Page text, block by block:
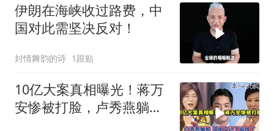
伊朗在海峡收过路费，中
国对此需坚决反对！
封情舞韵的诗 1跟贴
10亿大案真相曝光！蒋万
安惨被打脸，卢秀燕躺枪